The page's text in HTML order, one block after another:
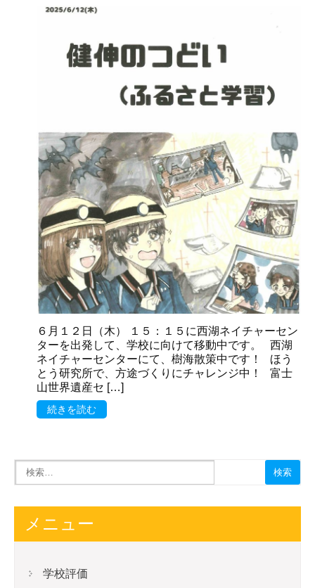
６月１２日（木） １５：１５に西湖ネイチャーセン
ターを出発して、学校に向けて移動中です。 西湖
ネイチャーセンターにて、樹海散策中です！ ほう
とう研究所で、方途づくりにチャレンジ中！ 富士
山世界遺産セ […]
続きを読む
メニュー
学校評価